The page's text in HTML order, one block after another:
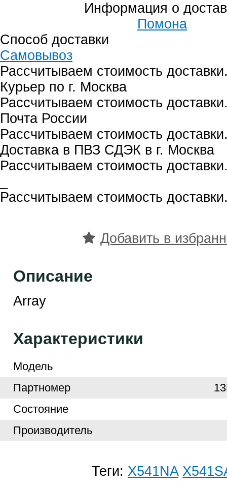
Информация о
Помона
Способ доставки
Самовывоз
Рассчитываем стоимость
Курьер по г. Москва
Рассчитываем стоимость
Почта России
Рассчитываем стоимость
Доставка в ПВЗ СДЭК в г. Москва
Рассчитываем стоимость
Рассчитываем стоимость
Добавить в
Описание
Array
Характеристики
Модель
Партномер
Cостояние
Производитель
Теги: X541NA